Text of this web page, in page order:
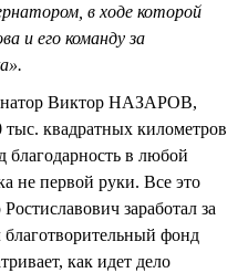
в ходе которой
и его команду за
Виктор НАЗАРОВ,
квадратных километров
благодарность в любой
не первой руки. Все это
заработал за
благотворительный фонд
как идет дело